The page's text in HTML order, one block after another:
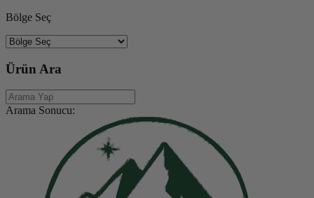
Bölge Seç
Ürün Ara
Arama Sonucu: